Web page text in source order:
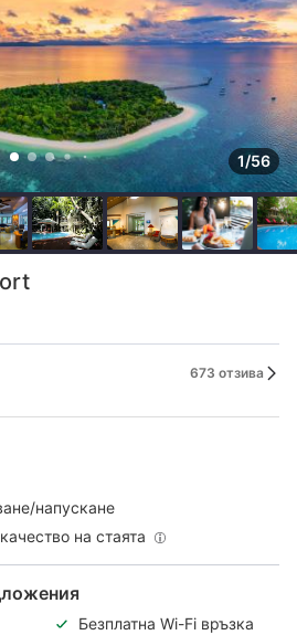
1/56
673 отзива
напускане
на стаята
Безплатна Wi-Fi връзка